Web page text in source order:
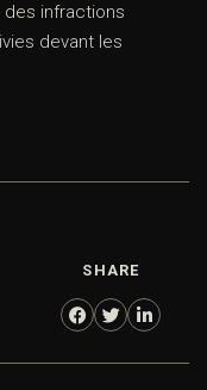
des infractions
devant les
SHARE